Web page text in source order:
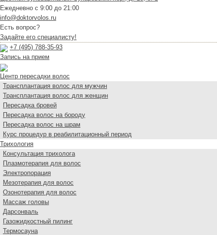
Ежедневно с 9:00 до 21:00
info@doktorvolos.ru
Есть вопрос?
Задайте его специалисту!
+7 (495) 788-35-93
Запись на прием
Центр пересадки волос
Трансплантация волос для мужчин
Трансплантация волос для женщин
Пересадка бровей
Пересадка волос на бороду
Пересадка волос на шрам
Курс процедур в реабилитационный период
Трихология
Консультация трихолога
Плазмотерапия для волос
Электропорация
Мезотерапия для волос
Озонотерапия для волос
Массаж головы
Дарсонваль
Газожидкостный пилинг
Термосауна